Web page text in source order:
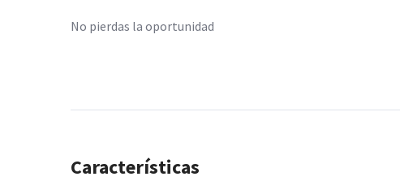
No pierdas la oportunidad
Características